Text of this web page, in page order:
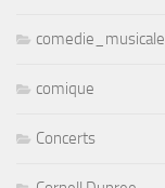
comedie_musicale
comique
Concerts